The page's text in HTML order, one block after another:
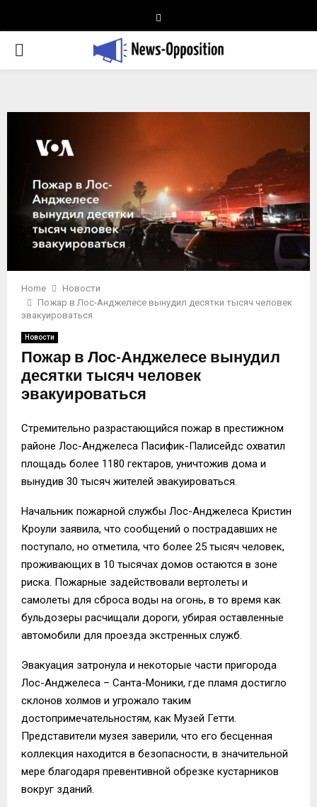
PRIMARY
Home
Новости
Пожар в Лос-Анджелесе вынудил десятки тысяч человек
эвакуироваться
Новости
Пожар в Лос-Анджелесе вынудил
десятки тысяч человек
эвакуироваться
Стремительно разрастающийся пожар в престижном
районе Лос-Анджелеса Пасифик-Палисейдс охватил
площадь более 1180 гектаров, уничтожив дома и
вынудив 30 тысяч жителей эвакуироваться.
Начальник пожарной службы Лос-Анджелеса Кристин
Кроули заявила, что сообщений о пострадавших не
поступало, но отметила, что более 25 тысяч человек,
проживающих в 10 тысячах домов остаются в зоне
риска. Пожарные задействовали вертолеты и
самолеты для сброса воды на огонь, в то время как
бульдозеры расчищали дороги, убирая оставленные
автомобили для проезда экстренных служб.
Эвакуация затронула и некоторые части пригорода
Лос-Анджелеса – Санта-Моники, где пламя достигло
склонов холмов и угрожало таким
достопримечательностям, как Музей Гетти.
Представители музея заверили, что его бесценная
коллекция находится в безопасности, в значительной
мере благодаря превентивной обрезке кустарников
вокруг зданий.